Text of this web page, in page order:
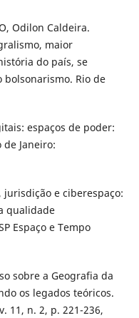
Odilon Caldeira.
maior
do país, se
Rio de
espaços de poder:
Janeiro:
jurisdição e ciberespaço:
qualidade
Espaço e Tempo
sobre a Geografia da
os legados teóricos.
11, n. 2, p. 221-236,